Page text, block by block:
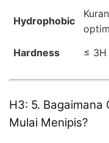
Hydrophobic
Hardness ≤ 3H
H3: 5.
Mulai Menipis?